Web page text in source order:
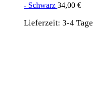
- Schwarz 34,00 €
Lieferzeit: 3-4 Tage